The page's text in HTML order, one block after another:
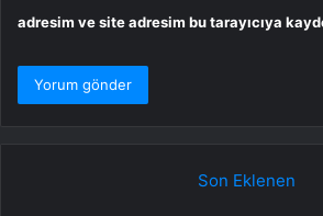
adresim ve site adresim bu tarayıcıya
Son Eklenen